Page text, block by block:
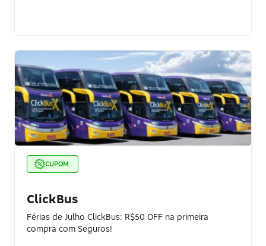
CUPOM
ClickBus
Férias de Julho ClickBus: R$50 OFF na primeira
compra com Seguros!